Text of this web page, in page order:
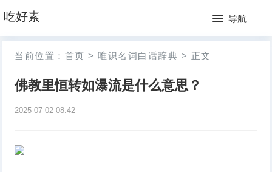
吃好素 导航
网
站
月
当前位置： 首页 > 唯识名词白话辞典 > 正文
佛教里恒转如瀑流是什么意思？
2025-07-02 08:42